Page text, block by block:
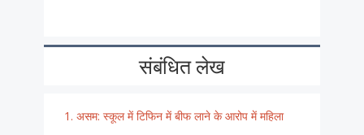
संबंधित लेख
असम: स्कूल में टिफिन में बीफ लाने के आरोप में महिला